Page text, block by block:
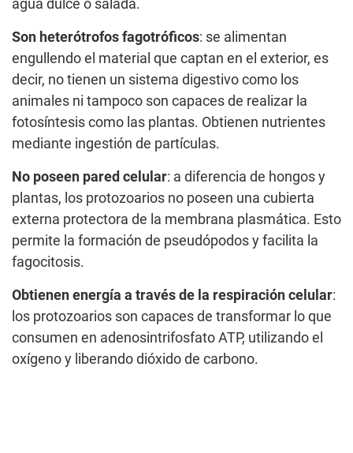
agua dulce o salada.
Son heterótrofos fagotróficos: se alimentan
engullendo el material que captan en el exterior, es
decir, no tienen un sistema digestivo como los
animales ni tampoco son capaces de realizar la
fotosíntesis como las plantas. Obtienen nutrientes
mediante ingestión de partículas.
No poseen pared celular: a diferencia de hongos y
plantas, los protozoarios no poseen una cubierta
externa protectora de la membrana plasmática. Esto
permite la formación de pseudópodos y facilita la
fagocitosis.
Obtienen energía a través de la respiración celular:
los protozoarios son capaces de transformar lo que
consumen en adenosintrifosfato ATP, utilizando el
oxígeno y liberando dióxido de carbono.